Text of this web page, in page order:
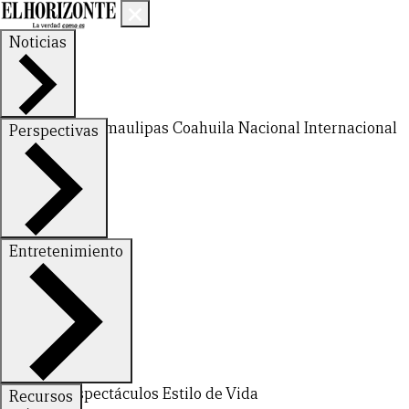
Noticias
Nuevo LeónTamaulipas Coahuila NacionalInternacional
Perspectivas
FinanzasOpinión
Entretenimiento
DeportesEspectáculos Estilo de Vida
Recursos
CERRAR
X